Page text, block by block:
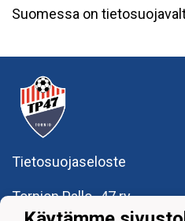
Suomessa on
Tietosuojaseloste
Tornion Pallo -47 ry
Teollisuuskatu 8-10